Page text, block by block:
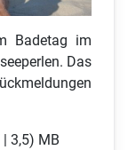
Badetag im
Das
3,5) MB